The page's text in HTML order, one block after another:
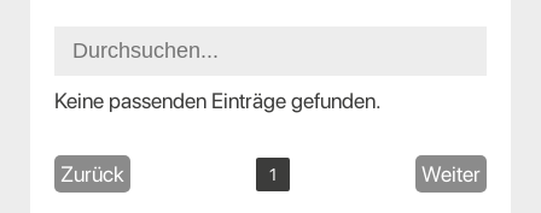
Keine passenden Einträge gefunden.
Zurück 1 Weiter